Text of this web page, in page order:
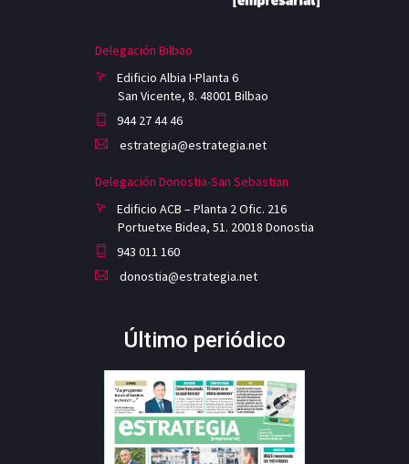
Delegación Bilbao
Edificio Albia I-Planta 6
San Vicente, 8. 48001 Bilbao
944 27 44 46
estrategia@estrategia.net
Delegación Donostia-San Sebastian
Edificio ACB – Planta 2 Ofic. 216
Portuetxe Bidea, 51. 20018 Donostia
943 011 160
donostia@estrategia.net
Último periódico